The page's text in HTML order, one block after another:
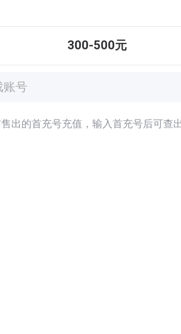
300-500元
出的首充号充值，输入首充号后可查